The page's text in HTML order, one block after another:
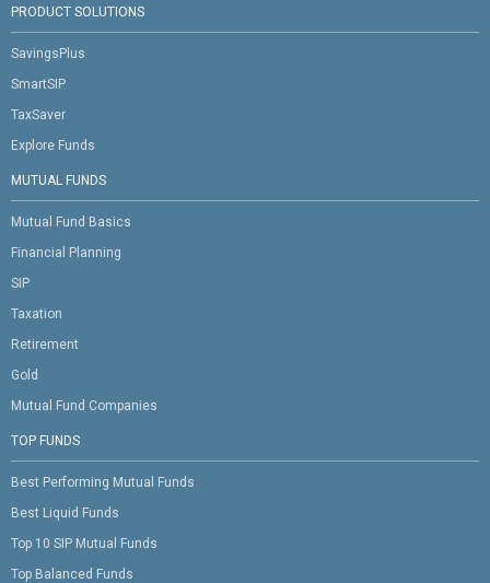
PRODUCT SOLUTIONS
SavingsPlus
SmartSIP
TaxSaver
Explore Funds
MUTUAL FUNDS
Mutual Fund Basics
Financial Planning
SIP
Taxation
Retirement
Gold
Mutual Fund Companies
TOP FUNDS
Best Performing Mutual Funds
Best Liquid Funds
Top 10 SIP Mutual Funds
Top Balanced Funds